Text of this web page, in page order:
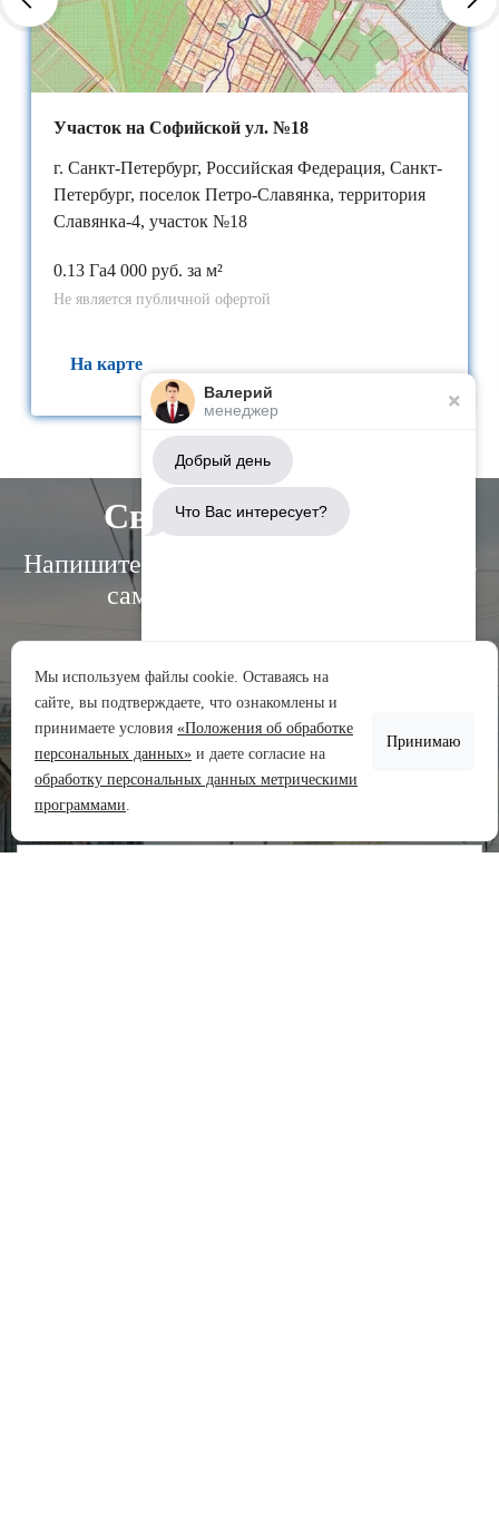
Участок на Софийской ул. №18
г. Санкт-Петербург, Российская Федерация, Санкт-
Петербург, поселок Петро-Славянка, территория
Славянка-4, участок №18
0.13 Га4 000 руб. за м²
Не является публичной офертой
На карте
Свяжитесь с нами
Напишите нам, и мы свяжемся с вами в
самое ближайшее время:
Валерий
менеджер
Добрый день
Что Вас интересует?
Аренда участков
Продажа участков
Задать вопрос
Мы используем файлы cookie. Оставаясь на
сайте, вы подтверждаете, что ознакомлены и
принимаете условия «Положения об обработке
персональных данных» и даете согласие на
обработку персональных данных метрическими
программами.
Принимаю